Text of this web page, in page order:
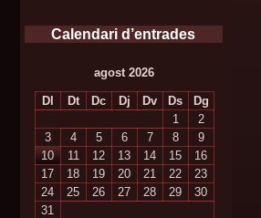
Calendari d’entrades
agost 2026
Dl Dt Dc Dj Dv Ds
Dg
1
2
3
4 5 6 7 8
9
10
11 12 13 14 15
16
17
18 19 20 21 22
23
24
25 26 27 28 29
30
31